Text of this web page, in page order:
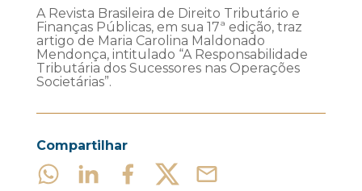
A Revista Brasileira de Direito Tributário e
Finanças Públicas, em sua 17ª edição, traz
artigo de Maria Carolina Maldonado
Mendonça, intitulado “A Responsabilidade
Tributária dos Sucessores nas Operações
Societárias”.
Compartilhar